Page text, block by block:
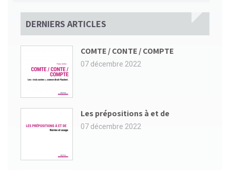
DERNIERS ARTICLES
COMTE / CONTE / COMPTE
07 décembre 2022
Les prépositions à et de
07 décembre 2022